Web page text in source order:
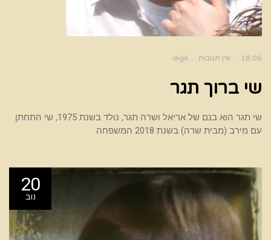
18:06 אין תגובות digit
שי ברוך תגר
שי תגר הוא בנם של אריאל ושרה תגר, נולד בשנת 1975, שי התחתן
עם מירב (מבית שרה) בשנת 2018 המשפחה
20
נוב